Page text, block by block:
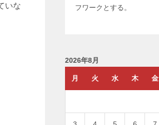
いな
フワークとする。
2026年8月
月 火 水 木 金